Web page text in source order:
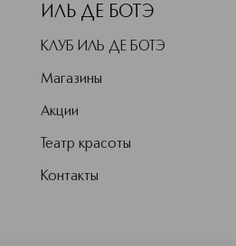
ИЛЬ ДЕ БОТЭ
КЛУБ ИЛЬ ДЕ БОТЭ
Магазины
Акции
Театр красоты
Контакты